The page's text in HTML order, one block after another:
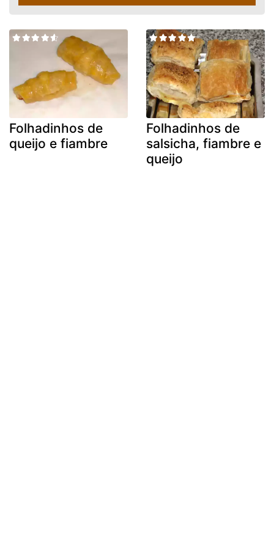
Folhadinhos de
queijo e fiambre
Folhadinhos de
salsicha, fiambre e
queijo